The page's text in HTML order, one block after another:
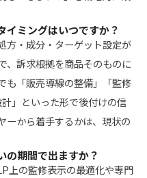
イミングはいつですか？
方・成分・ターゲット設定が
、訴求根拠を商品そのものに
も「販売導線の整備」「監修
」といった形で後付けの信
ーから着手するかは、現状の
の期間で出ますか？
上の監修表示の最適化や専門